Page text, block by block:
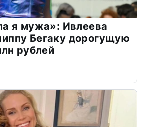
я мужа»: Ивлеева
Бегаку дорогущую
рублей